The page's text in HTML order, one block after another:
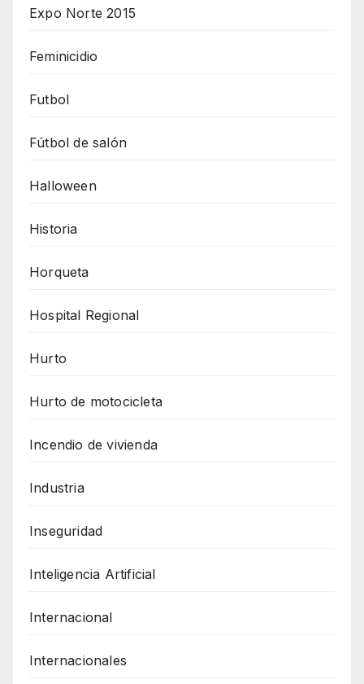
Expo Norte 2015
Feminicidio
Futbol
Fútbol de salón
Halloween
Historia
Horqueta
Hospital Regional
Hurto
Hurto de motocicleta
Incendio de vivienda
Industria
Inseguridad
Inteligencia Artificial
Internacional
Internacionales